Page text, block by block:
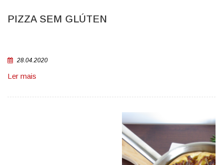
PIZZA SEM GLÚTEN
28.04.2020
Ler mais